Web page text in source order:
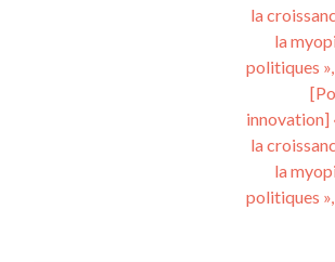
la
la
politiques
innovation]
la
la
politiques